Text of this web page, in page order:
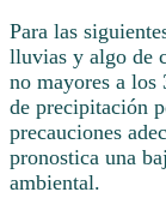
Para las
lluvias y algo de
no mayores a los
de precipitación
precauciones
pronostica una
ambiental.